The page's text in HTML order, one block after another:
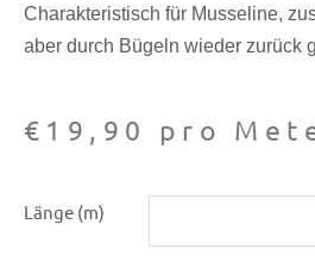
Charakteristisch für Musseline,
aber durch Bügeln wieder zurück
€ 19,90 pro
Länge (m)
silber/neon